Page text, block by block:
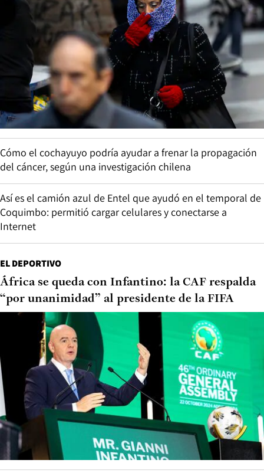
Cómo el cochayuyo podría ayudar a frenar la propagación
del cáncer, según una investigación chilena
Así es el camión azul de Entel que ayudó en el temporal de
Coquimbo: permitió cargar celulares y conectarse a
Internet
EL DEPORTIVO
África se queda con Infantino: la CAF respalda
“por unanimidad” al presidente de la FIFA